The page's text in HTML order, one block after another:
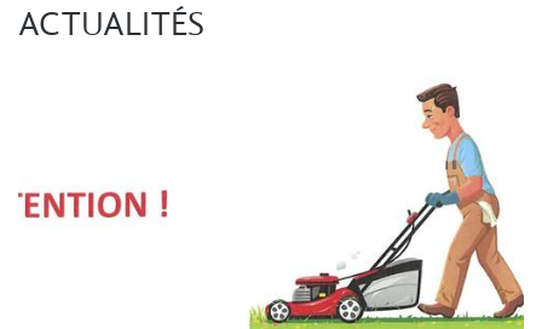
ACTUALITÉS